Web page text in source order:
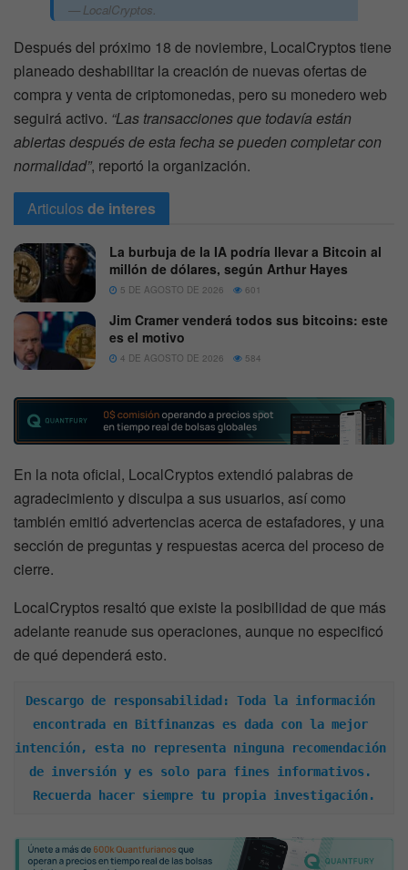
LocalCryptos.
Después del próximo 18 de noviembre, LocalCryptos tiene
planeado deshabilitar la creación de nuevas ofertas de
compra y venta de criptomonedas, pero su monedero web
seguirá activo. “Las transacciones que todavía están
abiertas después de esta fecha se pueden completar con
normalidad”, reportó la organización.
Articulosde interes
La burbuja de la IA podría llevar a Bitcoin al
millón de dólares, según Arthur Hayes
5 DE AGOSTO DE 2026 601
Jim Cramer venderá todos sus bitcoins: este
es el motivo
4 DE AGOSTO DE 2026 584
En la nota oficial, LocalCryptos extendió palabras de
agradecimiento y disculpa a sus usuarios, así como
también emitió advertencias acerca de estafadores, y una
sección de preguntas y respuestas acerca del proceso de
cierre.
LocalCryptos resaltó que existe la posibilidad de que más
adelante reanude sus operaciones, aunque no especificó
de qué dependerá esto.
Descargo de responsabilidad: Toda la información
encontrada en Bitfinanzas es dada con la mejor
intención, esta no representa ninguna recomendación
de inversión y es solo para fines informativos.
Recuerda hacer siempre tu propia investigación.